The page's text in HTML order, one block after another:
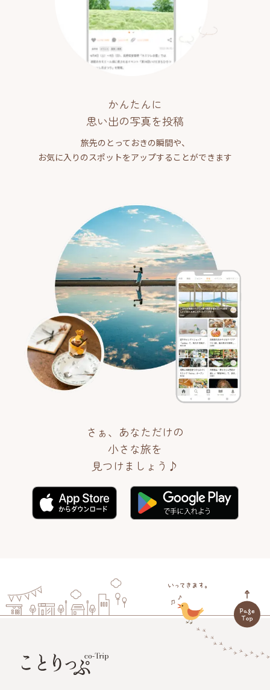
かんたんに
思い出の写真を投稿
旅先のとっておきの瞬間や、
お気に入りのスポットをアップすることができます
さぁ、あなただけの
小さな旅を
見つけましょう♪